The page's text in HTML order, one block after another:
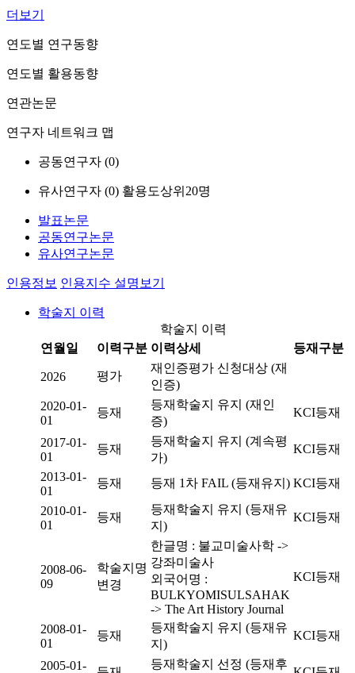
더보기
연도별 연구동향
연도별 활용동향
연관논문
연구자 네트워크 맵
공동연구자 (0)
유사연구자 (0) 활용도상위20명
발표논문
공동연구논문
유사연구논문
인용정보 인용지수 설명보기
학술지 이력
학술지 이력
연월일
이력구분 이력상세 등재구분
2026 평가
재인증평가 신청대상 (재
인증)
2020-01-
01
등재
등재학술지 유지 (재인
증)
KCI등재
2017-01-
01
등재
등재학술지 유지 (계속평
가)
KCI등재
2013-01-
01
등재 등재 1차 FAIL (등재유지) KCI등재
2010-01-
01
등재
등재학술지 유지 (등재유
지)
KCI등재
2008-06-
09
학술지명
변경
한글명 : 불교미술사학 ->
강좌미술사
외국어명 :
BULKYOMISULSAHAK
-> The Art History Journal
KCI등재
2008-01-
01
등재
등재학술지 유지 (등재유
지)
KCI등재
2005-01- 등재학술지 선정 (등재후